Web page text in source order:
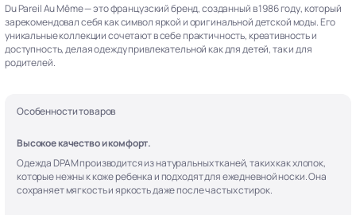
Du Pareil Au Même — это французский бренд, созданный в 1986 году, который
зарекомендовал себя как символ яркой и оригинальной детской моды. Его
уникальные коллекции сочетают в себе практичность, креативность и
доступность, делая одежду привлекательной как для детей, так и для
родителей.
Особенности товаров
Высокое качество и комфорт.
Одежда DPAM производится из натуральных тканей, таких как хлопок,
которые нежны к коже ребенка и подходят для ежедневной носки. Она
сохраняет мягкость и яркость даже после частых стирок.